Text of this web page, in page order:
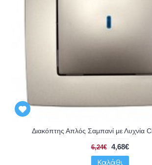
Διακόπτης Απλός Σαμπανί με Λυχνία
6,24€ 4,68€
Καλάθι